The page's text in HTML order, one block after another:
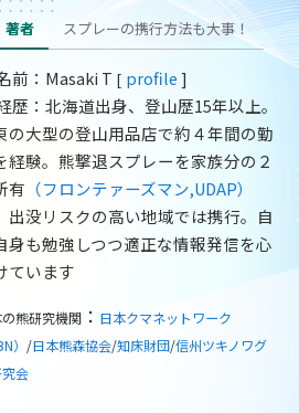
著者 スプレーの携行方法も大事！
前：Masaki T [ profile]
歴：北海道出身、登山歴15年以上。
の大型の登山用品店で約４年間の勤
経験。熊撃退スプレーを家族分の２
有 （フロンテァーズマン,UDAP）
出没リスクの高い地域では携行。自
身も勉強しつつ適正な情報発信を心
ています
熊研究機関 ： 日本クマネットワーク
） /日本熊森協会/知床財団/信州ツキノワグ
会